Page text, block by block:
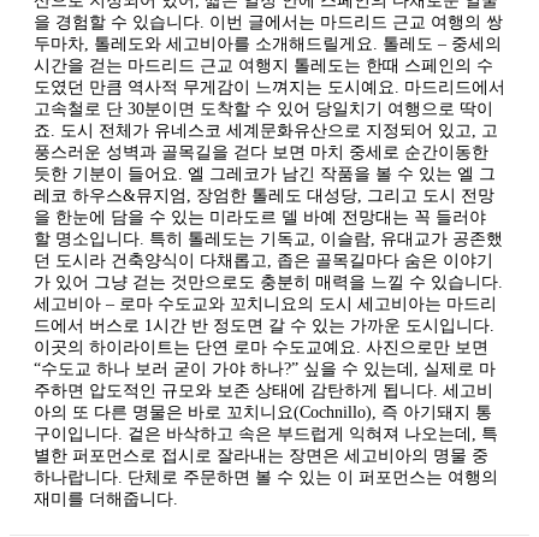
을 경험할 수 있습니다. 이번 글에서는 마드리드 근교 여행의 쌍
두마차, 톨레도와 세고비아를 소개해드릴게요. 톨레도 – 중세의
시간을 걷는 마드리드 근교 여행지 톨레도는 한때 스페인의 수
도였던 만큼 역사적 무게감이 느껴지는 도시예요. 마드리드에서
고속철로 단 30분이면 도착할 수 있어 당일치기 여행으로 딱이
죠. 도시 전체가 유네스코 세계문화유산으로 지정되어 있고, 고
풍스러운 성벽과 골목길을 걷다 보면 마치 중세로 순간이동한
듯한 기분이 들어요. 엘 그레코가 남긴 작품을 볼 수 있는 엘 그
레코 하우스&뮤지엄, 장엄한 톨레도 대성당, 그리고 도시 전망
을 한눈에 담을 수 있는 미라도르 델 바예 전망대는 꼭 들러야
할 명소입니다. 특히 톨레도는 기독교, 이슬람, 유대교가 공존했
던 도시라 건축양식이 다채롭고, 좁은 골목길마다 숨은 이야기
가 있어 그냥 걷는 것만으로도 충분히 매력을 느낄 수 있습니다.
세고비아 – 로마 수도교와 꼬치니요의 도시 세고비아는 마드리
드에서 버스로 1시간 반 정도면 갈 수 있는 가까운 도시입니다.
이곳의 하이라이트는 단연 로마 수도교예요. 사진으로만 보면
“수도교 하나 보러 굳이 가야 하나?” 싶을 수 있는데, 실제로 마
주하면 압도적인 규모와 보존 상태에 감탄하게 됩니다. 세고비
아의 또 다른 명물은 바로 꼬치니요(Cochnillo), 즉 아기돼지 통
구이입니다. 겉은 바삭하고 속은 부드럽게 익혀져 나오는데, 특
별한 퍼포먼스로 접시로 잘라내는 장면은 세고비아의 명물 중
하나랍니다. 단체로 주문하면 볼 수 있는 이 퍼포먼스는 여행의
재미를 더해줍니다.